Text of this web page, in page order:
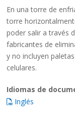
En una torre de
torre
poder salir a través
fabricantes de
y no incluyen
celulares.
Idiomas de
Inglés